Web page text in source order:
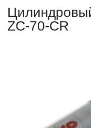
ZC-70-CR